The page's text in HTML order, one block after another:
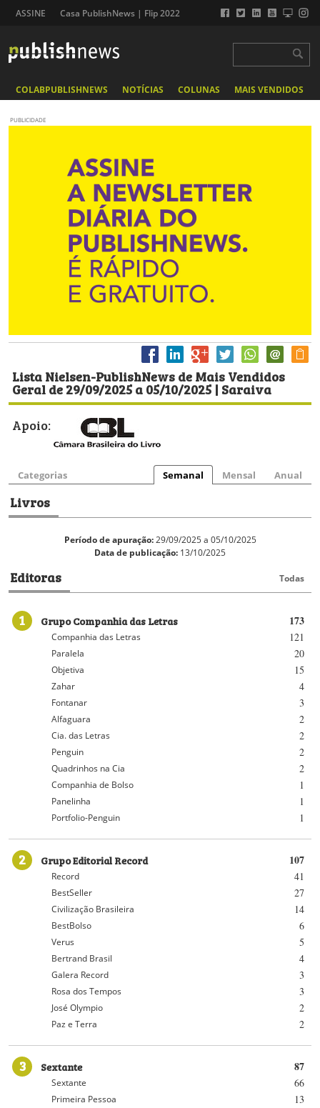
ASSINE Casa PublishNews | Flip 2022
COLABPUBLISHNEWS NOTÍCIAS COLUNAS MAIS VENDIDOS
PUBLICIDADE
Lista Nielsen-PublishNews de Mais Vendidos
Geral de 29/09/2025 a 05/10/2025 | Saraiva
Apoio:
Categorias Semanal Mensal Anual
Livros
Período de apuração:29/09/2025 a 05/10/2025
Data de publicação: 13/10/2025
Editoras Todas
1 173
Grupo Companhia das Letras
121
Companhia das Letras
20
Paralela
15
Objetiva
4
Zahar
3
Fontanar
2
Alfaguara
2
Cia. das Letras
2
Penguin
2
Quadrinhos na Cia
1
Companhia de Bolso
1
Panelinha
1
Portfolio-Penguin
2 107
Grupo Editorial Record
41
Record
27
BestSeller
14
Civilização Brasileira
6
BestBolso
5
Verus
4
Bertrand Brasil
3
Galera Record
3
Rosa dos Tempos
2
José Olympio
2
Paz e Terra
3 87
Sextante
66
Sextante
13
Primeira Pessoa